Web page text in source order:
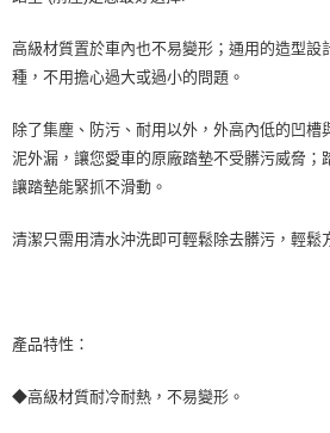
易，需依本服務之必要範圍內提供個人資料，
權轉讓予恩沛科技股份有限公司。
２．關於個人資料處理事宜，請瀏覽以下網址：
３．未成年的使用者請事先徵得法定代理人或
「AFTEE先享後付」，若未經同意申辦者引起
４．使用「AFTEE先享後付」時，將依據個別
請求用戶進行身份認證。
高級材質置於車內也不易變形；通用的造型設
種，不用擔心過大或過小的問題。
除了集塵、防污、耐用以外，外高內低的凹槽
泥外漏，讓您愛車的原廠踏墊不受髒污威脅；
讓踏墊能緊抓不滑動。
清潔只需用清水沖洗即可輕鬆除去髒污，輕鬆
產品特性：
◆高級材質耐冷耐熱，不易變形。